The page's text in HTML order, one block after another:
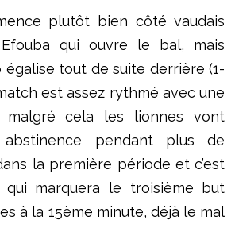
plutôt bien côté vaudais
qui ouvre le bal, mais
égalise tout de suite derrière (1-
est assez rythmé avec une
malgré cela les lionnes vont
pendant plus de
la première période et c’est
qui marquera le troisième but
à la 15ème minute, déjà le mal